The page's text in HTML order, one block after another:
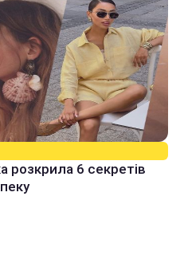
розкрила 6 секретів